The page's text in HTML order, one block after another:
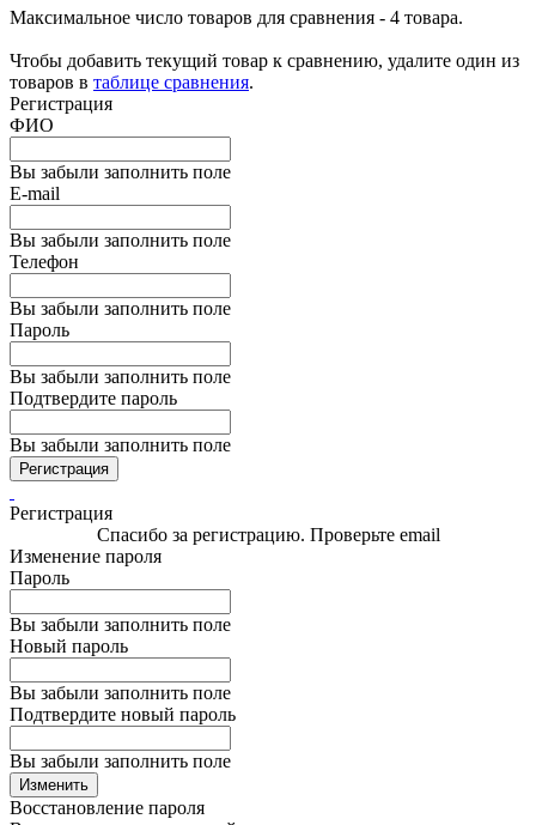
Максимальное число товаров для сравнения - 4 товара.
Чтобы добавить текущий товар к сравнению, удалите один из
товаров в таблице сравнения.
Регистрация
ФИО
Вы забыли заполнить поле
E-mail
Вы забыли заполнить поле
Телефон
Вы забыли заполнить поле
Пароль
Вы забыли заполнить поле
Подтвердите пароль
Вы забыли заполнить поле
Регистрация
Регистрация
Спасибо за регистрацию. Проверьте email
Изменение пароля
Пароль
Вы забыли заполнить поле
Новый пароль
Вы забыли заполнить поле
Подтвердите новый пароль
Вы забыли заполнить поле
Изменить
Восстановление пароля